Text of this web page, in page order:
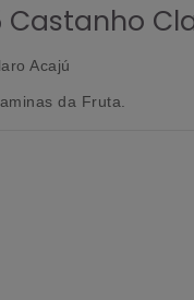
Castanho
Acajú
da Fruta.